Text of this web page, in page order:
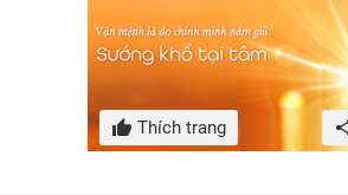
Thích trang